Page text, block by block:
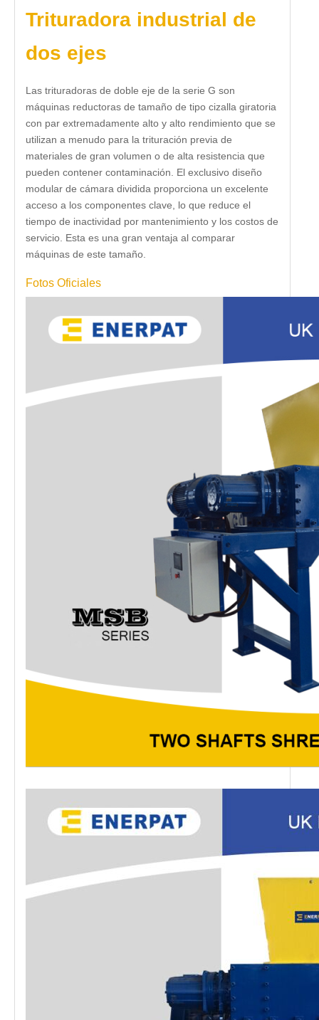
Trituradora industrial de
dos ejes
Las trituradoras de doble eje de la serie G son
máquinas reductoras de tamaño de tipo cizalla giratoria
con par extremadamente alto y alto rendimiento que se
utilizan a menudo para la trituración previa de
materiales de gran volumen o de alta resistencia que
pueden contener contaminación. El exclusivo diseño
modular de cámara dividida proporciona un excelente
acceso a los componentes clave, lo que reduce el
tiempo de inactividad por mantenimiento y los costos de
servicio. Esta es una gran ventaja al comparar
máquinas de este tamaño.
Fotos Oficiales